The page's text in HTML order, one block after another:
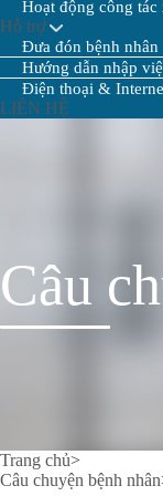
Hoạt động công tác
Hỗ trợ
Đưa đón bệnh nhân
Hướng dẫn nhập
Điện thoại &
LIÊN HỆ
Câu
Trang chủ>
Câu chuyện bệnh nhân